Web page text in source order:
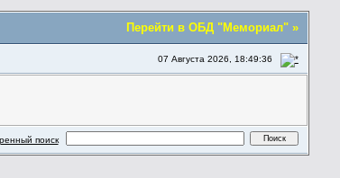
Перейти в ОБД "Мемориал" »
07 Августа 2026, 18:49:36